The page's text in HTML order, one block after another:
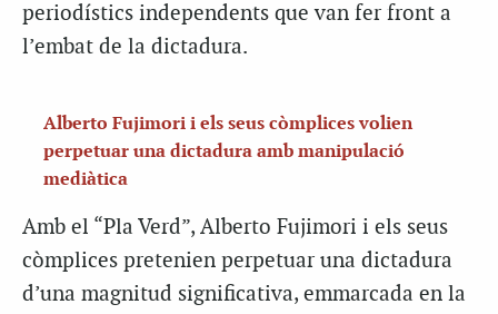
periodístics independents que van fer front a
l’embat de la dictadura.
Alberto Fujimori i els seus còmplices volien
perpetuar una dictadura amb manipulació
mediàtica
Amb el “Pla Verd”, Alberto Fujimori i els seus
còmplices pretenien perpetuar una dictadura
d’una magnitud significativa, emmarcada en la